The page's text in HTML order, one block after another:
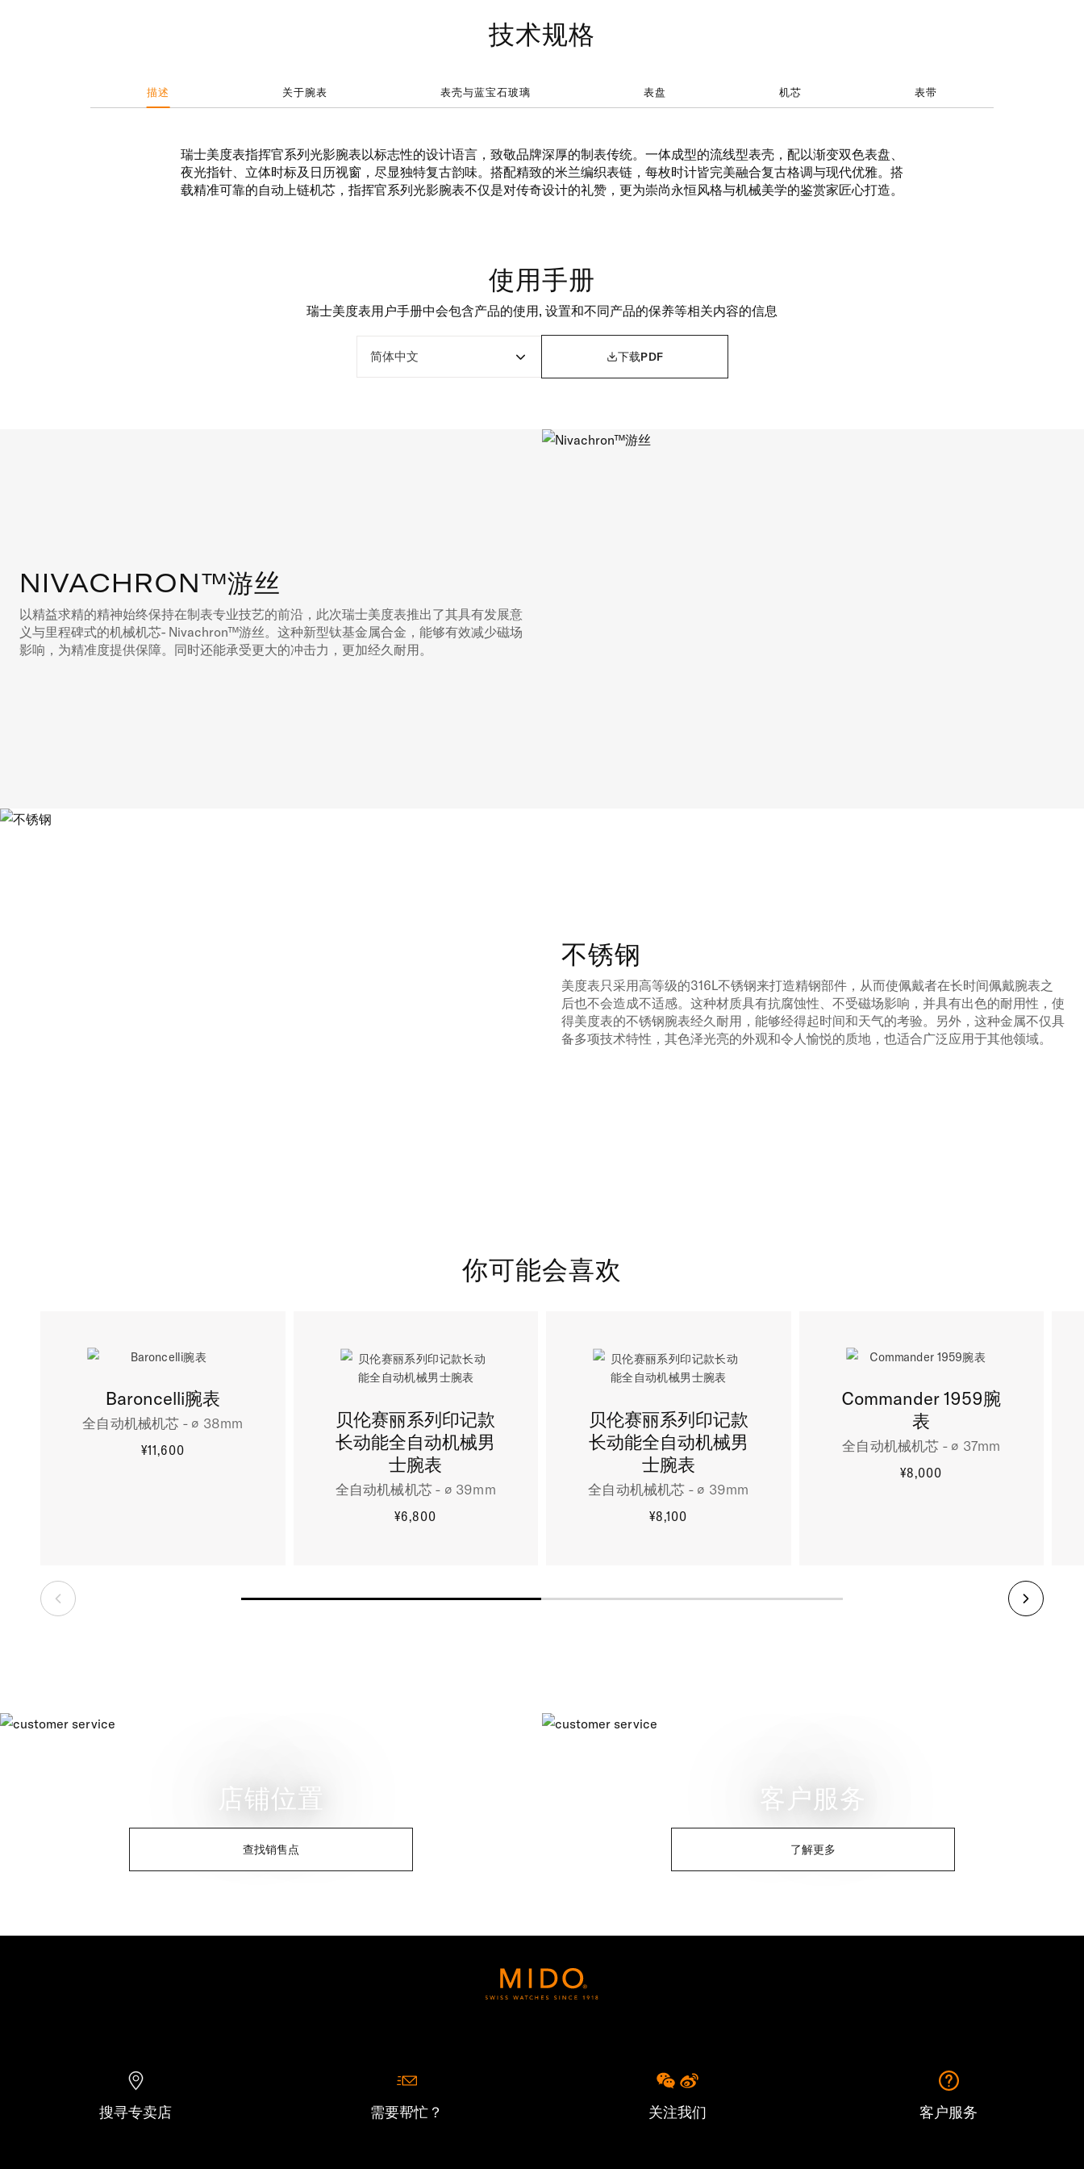
技术规格
描述 关于腕表 表壳与蓝宝石玻璃 表盘 机芯 表带
瑞士美度表指挥官系列光影腕表以标志性的设计语言，致敬品牌深厚的制表传统。一体成型的流线型表壳，配以渐变双色表盘、
夜光指针、立体时标及日历视窗，尽显独特复古韵味。搭配精致的米兰编织表链，每枚时计皆完美融合复古格调与现代优雅。搭
载精准可靠的自动上链机芯，指挥官系列光影腕表不仅是对传奇设计的礼赞，更为崇尚永恒风格与机械美学的鉴赏家匠心打造。
使用手册
瑞士美度表用户手册中会包含产品的使用, 设置和不同产品的保养等相关内容的信息
 下载PDF
NIVACHRON™游丝
以精益求精的精神始终保持在制表专业技艺的前沿，此次瑞士美度表推出了其具有发展意
义与里程碑式的机械机芯- Nivachron™游丝。这种新型钛基金属合金，能够有效减少磁场
影响，为精准度提供保障。同时还能承受更大的冲击力，更加经久耐用。
不锈钢
美度表只采用高等级的316L不锈钢来打造精钢部件，从而使佩戴者在长时间佩戴腕表之
后也不会造成不适感。这种材质具有抗腐蚀性、不受磁场影响，并具有出色的耐用性，使
得美度表的不锈钢腕表经久耐用，能够经得起时间和天气的考验。另外，这种金属不仅具
备多项技术特性，其色泽光亮的外观和令人愉悦的质地，也适合广泛应用于其他领域。
你可能会喜欢
Baroncelli腕表
全自动机械机芯 - ∅ 38mm
¥11,600
贝伦赛丽系列印记款
长动能全自动机械男
士腕表
全自动机械机芯 - ∅ 39mm
¥6,800
贝伦赛丽系列印记款
长动能全自动机械男
士腕表
全自动机械机芯 - ∅ 39mm
¥8,100
Commander 1959腕
表
全自动机械机芯 - ∅ 37mm
¥8,000
店铺位置
查找销售点
客户服务
了解更多
搜寻专卖店 需要帮忙？ 关注我们 客户服务